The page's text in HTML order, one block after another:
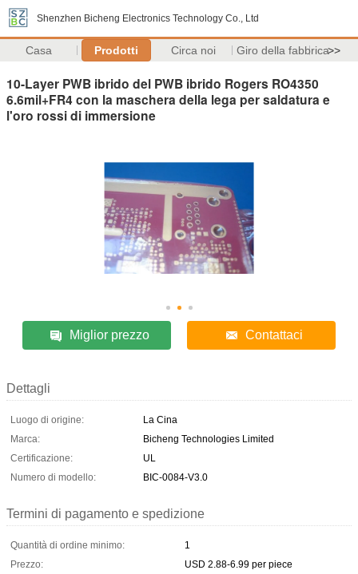
Shenzhen Bicheng Electronics Technology Co., Ltd
Casa Prodotti Circa noi Giro della fabbrica>>
10-Layer PWB ibrido del PWB ibrido Rogers RO4350
6.6mil+FR4 con la maschera della lega per saldatura e
l'oro rossi di immersione
Miglior prezzo Contattaci
Dettagli
Luogo di origine:
La Cina
Marca:
Bicheng Technologies Limited
Certificazione:
UL
Numero di modello:
BIC-0084-V3.0
Termini di pagamento e spedizione
Quantità di ordine minimo:
1
Prezzo:
USD 2.88-6.99 per piece